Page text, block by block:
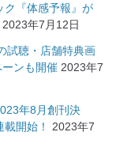
ク『体感予報』が
2023年7月12日
試聴・店舗特典画
ンも開催 2023年7
年8月創刊決
開始！
2023年7